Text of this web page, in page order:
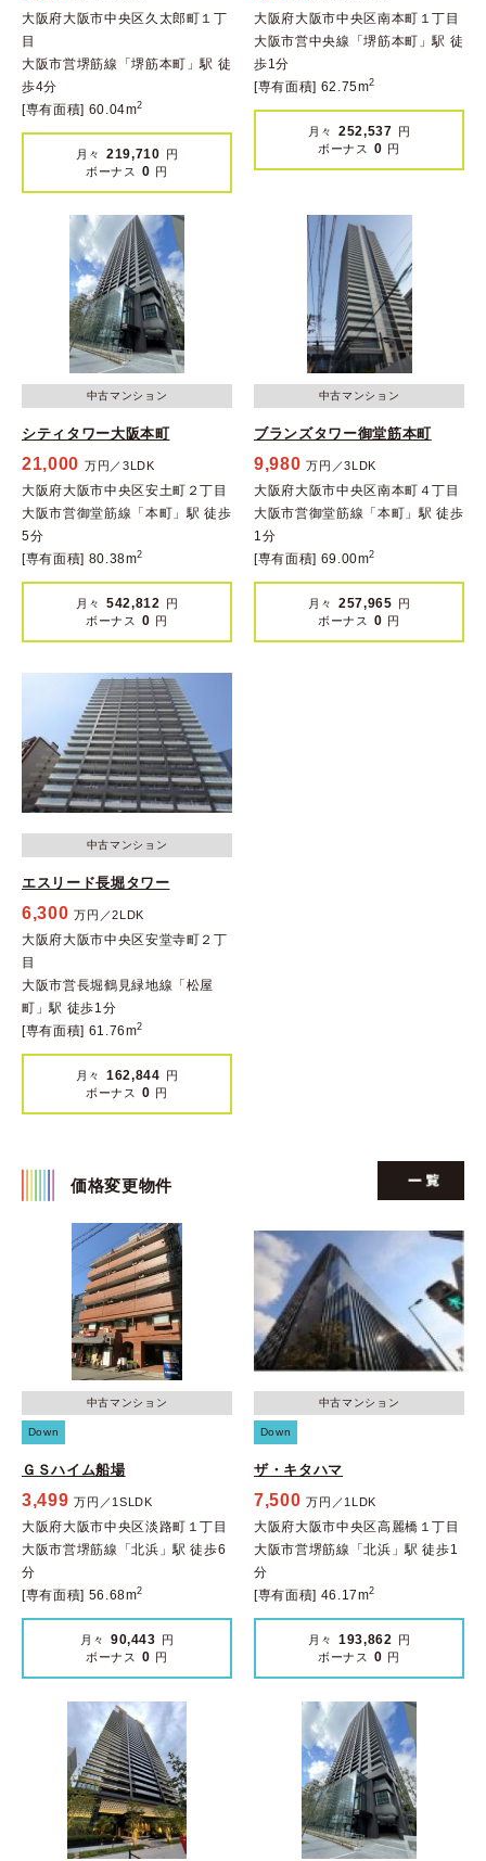
大阪府大阪市中央区久太郎町１丁
目
大阪市営堺筋線「堺筋本町」駅 徒
歩4分
[専有面積] 60.04m2
月々 219,710 円
ボーナス
0 円
大阪府大阪市中央区南本町１丁目
大阪市営中央線「堺筋本町」駅 徒
歩1分
[専有面積] 62.75m2
月々 252,537 円
ボーナス
0 円
中古マンション
シティタワー大阪本町
21,000 万円／3LDK
大阪府大阪市中央区安土町２丁目
大阪市営御堂筋線「本町」駅 徒歩
5分
[専有面積] 80.38m2
月々 542,812
円
ボーナス
0 円
中古マンション
ブランズタワー御堂筋本町
9,980 万円／3LDK
大阪府大阪市中央区南本町４丁目
大阪市営御堂筋線「本町」駅 徒歩
1分
[専有面積] 69.00m2
月々 257,965 円
ボーナス
0 円
中古マンション
エスリード長堀タワー
6,300 万円／2LDK
大阪府大阪市中央区安堂寺町２丁
目
大阪市営長堀鶴見緑地線「松屋
町」駅 徒歩1分
[専有面積] 61.76m2
月々 162,844 円
ボーナス
0 円
価格変更物件
中古マンション
Down
ＧＳハイム船場
3,499 万円／1SLDK
大阪府大阪市中央区淡路町１丁目
大阪市営堺筋線「北浜」駅 徒歩6
分
[専有面積] 56.68m2
月々 90,443 円
ボーナス
0 円
中古マンション
Down
ザ・キタハマ
7,500 万円／1LDK
大阪府大阪市中央区高麗橋１丁目
大阪市営堺筋線「北浜」駅 徒歩1
分
[専有面積] 46.17m2
月々 193,862 円
ボーナス
0 円